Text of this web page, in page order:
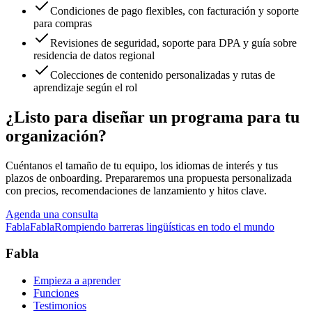
Condiciones de pago flexibles, con facturación y soporte
para compras
Revisiones de seguridad, soporte para DPA y guía sobre
residencia de datos regional
Colecciones de contenido personalizadas y rutas de
aprendizaje según el rol
¿Listo para diseñar un programa para tu
organización?
Cuéntanos el tamaño de tu equipo, los idiomas de interés y tus
plazos de onboarding. Prepararemos una propuesta personalizada
con precios, recomendaciones de lanzamiento y hitos clave.
Agenda una consulta
FablaFablaRompiendo barreras lingüísticas en todo el mundo
Fabla
Empieza a aprender
Funciones
Testimonios